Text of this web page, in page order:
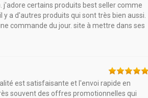
certains produits best seller comme
y a d'autres produits qui sont très bien aussi.
commande du jour. site à mettre dans ses
est satisfaisante et l'envoi rapide en
souvent des offres promotionnelles qui